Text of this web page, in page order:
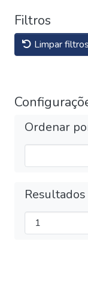
Filtros
Limpar filtros
Ordenar